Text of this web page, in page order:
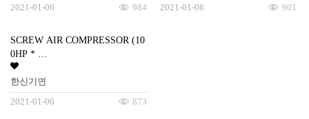
2021-01-06
984
2021-01-06
901
SCREW AIR COMPRESSOR (10
0HP * …
한신기연
2021-01-06
873